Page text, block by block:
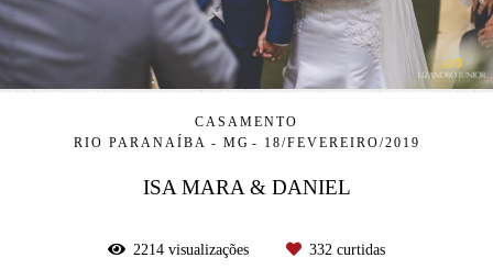
CASAMENTO
RIO PARANAÍBA - MG
18/FEVEREIRO/2019
ISA MARA & DANIEL
2214 visualizações 332 curtidas